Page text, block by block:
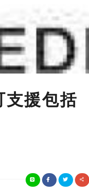
援包括